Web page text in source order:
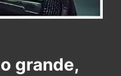
grande,